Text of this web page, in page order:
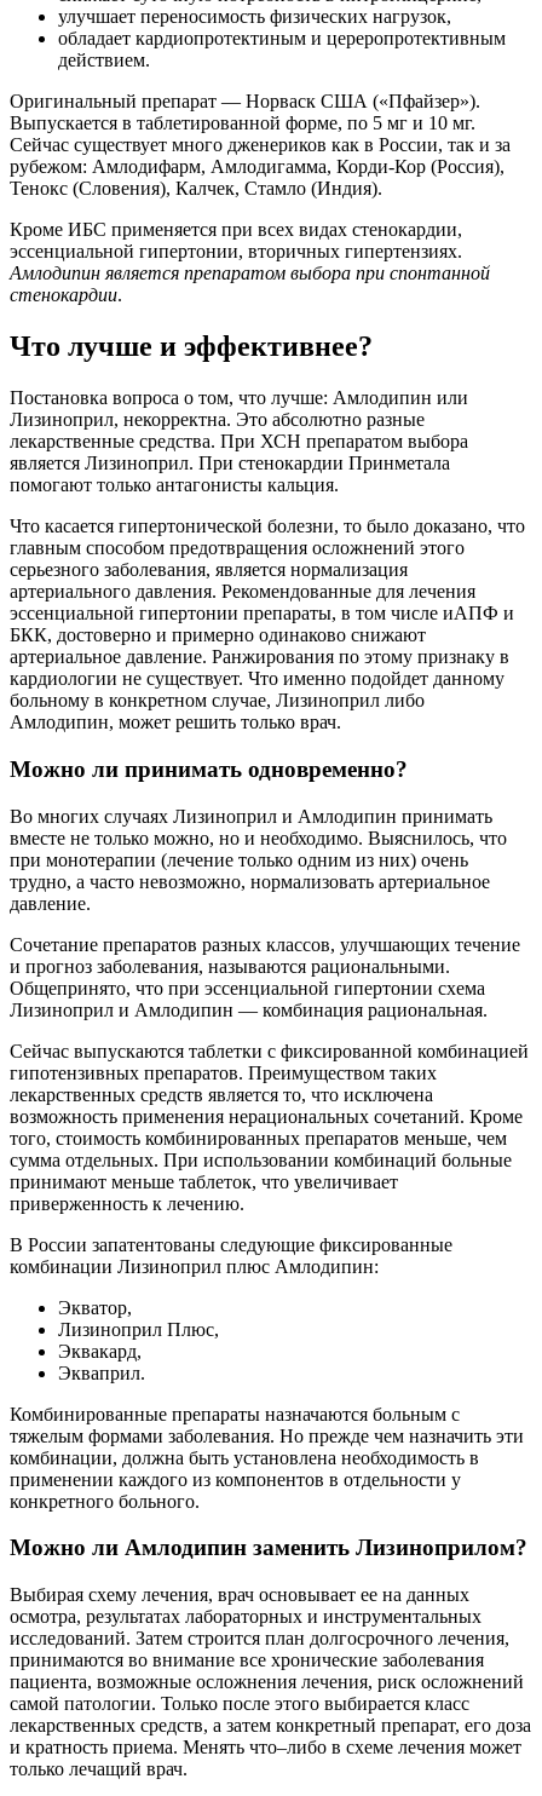
улучшает переносимость физических нагрузок,
обладает кардиопротектиным и цереропротективным
действием.
Оригинальный препарат — Норваск США («Пфайзер»).
Выпускается в таблетированной форме, по 5 мг и 10 мг.
Сейчас существует много дженериков как в России, так и за
рубежом: Амлодифарм, Амлодигамма, Корди-Кор (Россия),
Тенокс (Словения), Калчек, Стамло (Индия).
Кроме ИБС применяется при всех видах стенокардии,
эссенциальной гипертонии, вторичных гипертензиях.
Амлодипин является препаратом выбора при спонтанной
стенокардии.
Что лучше и эффективнее?
Постановка вопроса о том, что лучше: Амлодипин или
Лизиноприл, некорректна. Это абсолютно разные
лекарственные средства. При ХСН препаратом выбора
является Лизиноприл. При стенокардии Принметала
помогают только антагонисты кальция.
Что касается гипертонической болезни, то было доказано, что
главным способом предотвращения осложнений этого
серьезного заболевания, является нормализация
артериального давления. Рекомендованные для лечения
эссенциальной гипертонии препараты, в том числе иАПФ и
БКК, достоверно и примерно одинаково снижают
артериальное давление. Ранжирования по этому признаку в
кардиологии не существует. Что именно подойдет данному
больному в конкретном случае, Лизиноприл либо
Амлодипин, может решить только врач.
Можно ли принимать одновременно?
Во многих случаях Лизиноприл и Амлодипин принимать
вместе не только можно, но и необходимо. Выяснилось, что
при монотерапии (лечение только одним из них) очень
трудно, а часто невозможно, нормализовать артериальное
давление.
Сочетание препаратов разных классов, улучшающих течение
и прогноз заболевания, называются рациональными.
Общепринято, что при эссенциальной гипертонии схема
Лизиноприл и Амлодипин — комбинация рациональная.
Сейчас выпускаются таблетки с фиксированной комбинацией
гипотензивных препаратов. Преимуществом таких
лекарственных средств является то, что исключена
возможность применения нерациональных сочетаний. Кроме
того, стоимость комбинированных препаратов меньше, чем
сумма отдельных. При использовании комбинаций больные
принимают меньше таблеток, что увеличивает
приверженность к лечению.
В России запатентованы следующие фиксированные
комбинации Лизиноприл плюс Амлодипин:
Экватор,
Лизиноприл Плюс,
Эквакард,
Экваприл.
Комбинированные препараты назначаются больным с
тяжелым формами заболевания. Но прежде чем назначить эти
комбинации, должна быть установлена необходимость в
применении каждого из компонентов в отдельности у
конкретного больного.
Можно ли Амлодипин заменить Лизиноприлом?
Выбирая схему лечения, врач основывает ее на данных
осмотра, результатах лабораторных и инструментальных
исследований. Затем строится план долгосрочного лечения,
принимаются во внимание все хронические заболевания
пациента, возможные осложнения лечения, риск осложнений
самой патологии. Только после этого выбирается класс
лекарственных средств, а затем конкретный препарат, его доза
и кратность приема. Менять что–либо в схеме лечения может
только лечащий врач.